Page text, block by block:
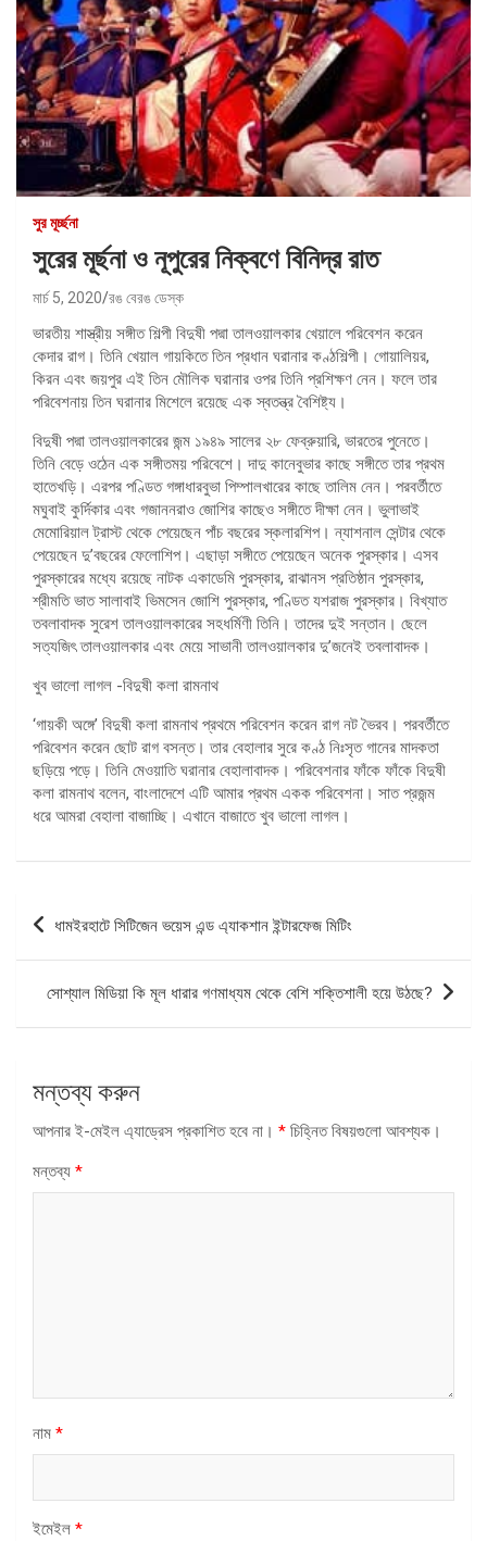
সুর মূর্চ্ছনা
সুরের মূর্ছনা ও নূপুরের নিক্বণে বিনিদ্র রাত
মার্চ 5, 2020 রঙ বেরঙ ডেস্ক
ভারতীয় শাস্ত্রীয় সঙ্গীত শিল্পী বিদুষী পদ্মা তালওয়ালকার খেয়ালে পরিবেশন করেন
কেদার রাগ। তিনি খেয়াল গায়কিতে তিন প্রধান ঘরানার কণ্ঠশিল্পী। গোয়ালিয়র,
কিরন এবং জয়পুর এই তিন মৌলিক ঘরানার ওপর তিনি প্রশিক্ষণ নেন। ফলে তার
পরিবেশনায় তিন ঘরানার মিশেলে রয়েছে এক স্বতন্ত্র বৈশিষ্ট্য।
বিদুষী পদ্মা তালওয়ালকারের জন্ম ১৯৪৯ সালের ২৮ ফেব্রুয়ারি, ভারতের পুনেতে।
তিনি বেড়ে ওঠেন এক সঙ্গীতময় পরিবেশে। দাদু কানেবুভার কাছে সঙ্গীতে তার প্রথম
হাতেখড়ি। এরপর পণ্ডিত গঙ্গাধারবুভা পিম্পালখারের কাছে তালিম নেন। পরবর্তীতে
মঘুবাই কুর্দিকার এবং গজাননরাও জোশির কাছেও সঙ্গীতে দীক্ষা নেন। ভুলাভাই
মেমোরিয়াল ট্রাস্ট থেকে পেয়েছেন পাঁচ বছরের স্কলারশিপ। ন্যাশনাল সেন্টার থেকে
পেয়েছেন দু’বছরের ফেলোশিপ। এছাড়া সঙ্গীতে পেয়েছেন অনেক পুরস্কার। এসব
পুরস্কারের মধ্যে রয়েছে নাটক একাডেমি পুরস্কার, রাঝানস প্রতিষ্ঠান পুরস্কার,
শ্রীমতি ভাত সালাবাই ভিমসেন জোশি পুরস্কার, পণ্ডিত যশরাজ পুরস্কার। বিখ্যাত
তবলাবাদক সুরেশ তালওয়ালকারের সহধর্মিণী তিনি। তাদের দুই সন্তান। ছেলে
সত্যজিৎ তালওয়ালকার এবং মেয়ে সাভানী তালওয়ালকার দু’জনেই তবলাবাদক।
খুব ভালো লাগল -বিদুষী কলা রামনাথ
‘গায়কী অঙ্গে’ বিদুষী কলা রামনাথ প্রথমে পরিবেশন করেন রাগ নট ভৈরব। পরবর্তীতে
পরিবেশন করেন ছোট রাগ বসন্ত। তার বেহালার সুরে কণ্ঠ নিঃসৃত গানের মাদকতা
ছড়িয়ে পড়ে। তিনি মেওয়াতি ঘরানার বেহালাবাদক। পরিবেশনার ফাঁকে ফাঁকে বিদুষী
কলা রামনাথ বলেন, বাংলাদেশে এটি আমার প্রথম একক পরিবেশনা। সাত প্রজন্ম
ধরে আমরা বেহালা বাজাচ্ছি। এখানে বাজাতে খুব ভালো লাগল।
পোস্ট
ধামইরহাটে সিটিজেন ভয়েস এন্ড এ্যাকশান ইন্টারফেজ মিটিং
সোশ্যাল মিডিয়া কি মূল ধারার গণমাধ্যম থেকে বেশি শক্তিশালী হয়ে উঠছে?
মন্তব্য করুন
আপনার ই-মেইল এ্যাড্রেস প্রকাশিত হবে না। * চিহ্নিত বিষয়গুলো আবশ্যক।
মন্তব্য *
নাম *
ইমেইল *